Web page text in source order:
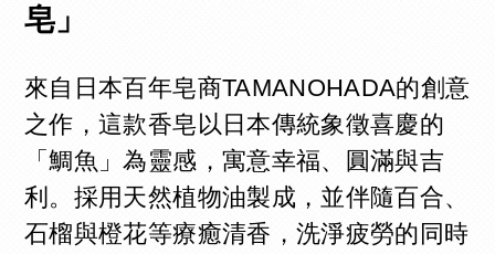
皂」
來自日本百年皂商TAMANOHADA的創意
之作，這款香皂以日本傳統象徵喜慶的
「鯛魚」為靈感，寓意幸福、圓滿與吉
利。採用天然植物油製成，並伴隨百合、
石榴與橙花等療癒清香，洗淨疲勞的同時